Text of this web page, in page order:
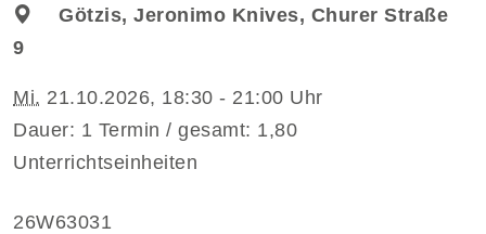
Götzis, Jeronimo Knives, Churer Straße
9
Mi. 21.10.2026, 18:30 - 21:00 Uhr
Dauer: 1 Termin / gesamt: 1,80
Unterrichtseinheiten
26W63031